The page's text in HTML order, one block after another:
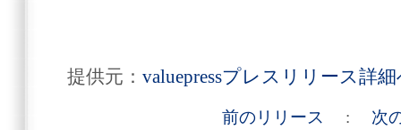
提供元： valuepressプレスリリース詳
前のリリース : 次